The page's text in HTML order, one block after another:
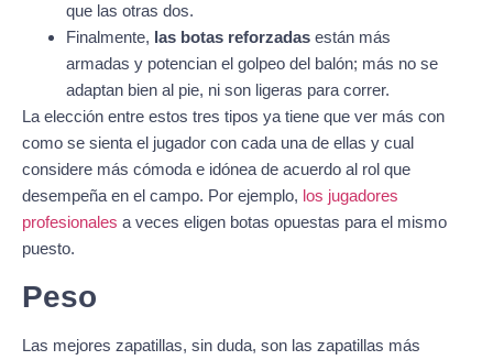
que las otras dos.
Finalmente, las botas reforzadas están más
armadas y potencian el golpeo del balón; más no se
adaptan bien al pie, ni son ligeras para correr.
La elección entre estos tres tipos ya tiene que ver más con
como se sienta el jugador con cada una de ellas y cual
considere más cómoda e idónea de acuerdo al rol que
desempeña en el campo. Por ejemplo, los jugadores
profesionales a veces eligen botas opuestas para el mismo
puesto.
Peso
Las mejores zapatillas, sin duda, son las zapatillas más